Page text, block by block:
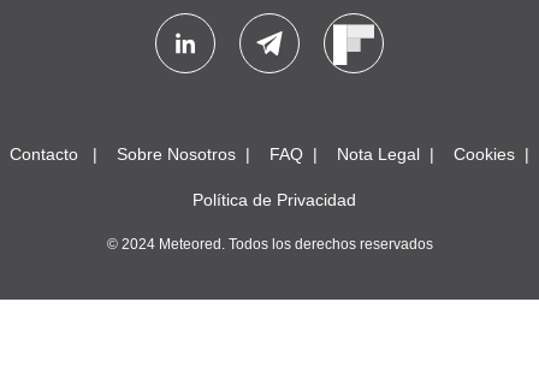
Contacto Sobre Nosotros FAQ Nota Legal Cookies
Política de Privacidad
© 2024 Meteored. Todos los derechos reservados